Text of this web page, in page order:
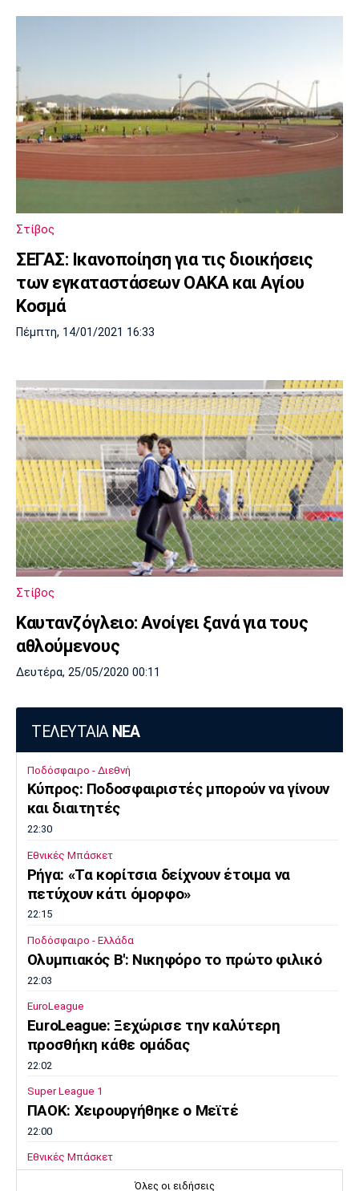
Στίβος
ΣΕΓΑΣ: Ικανοποίηση για τις διοικήσεις
των εγκαταστάσεων ΟΑΚΑ και Αγίου
Κοσμά
Πέμπτη, 14/01/2021 16:33
Στίβος
Καυτανζόγλειο: Ανοίγει ξανά για τους
αθλούμενους
Δευτέρα, 25/05/2020 00:11
ΤΕΛΕΥΤΑΙΑ ΝΕΑ
Ποδόσφαιρο - Διεθνή
Κύπρος: Ποδοσφαιριστές μπορούν να γίνουν
και διαιτητές
22:30
Εθνικές Μπάσκετ
Ρήγα: «Τα κορίτσια δείχνουν έτοιμα να
πετύχουν κάτι όμορφο»
22:15
Ποδόσφαιρο - Ελλάδα
Ολυμπιακός Β': Νικηφόρο το πρώτο φιλικό
22:03
EuroLeague
EuroLeague: Ξεχώρισε την καλύτερη
προσθήκη κάθε ομάδας
22:02
Super League 1
ΠΑΟΚ: Χειρουργήθηκε ο Μεϊτέ
22:00
Εθνικές Μπάσκετ
Εθνική Κορασίδων: Συνέτριψε με 78-36 την
Όλες οι ειδήσεις